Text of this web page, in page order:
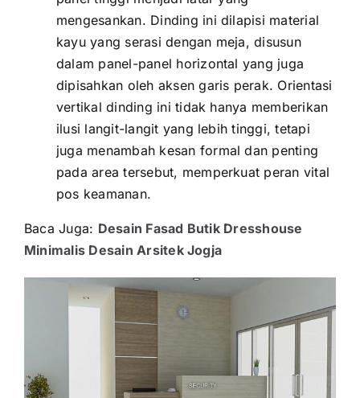
mengesankan. Dinding ini dilapisi material
kayu yang serasi dengan meja, disusun
dalam panel-panel horizontal yang juga
dipisahkan oleh aksen garis perak. Orientasi
vertikal dinding ini tidak hanya memberikan
ilusi langit-langit yang lebih tinggi, tetapi
juga menambah kesan formal dan penting
pada area tersebut, memperkuat peran vital
pos keamanan.
Baca Juga: Desain Fasad Butik Dresshouse
Minimalis Desain Arsitek Jogja